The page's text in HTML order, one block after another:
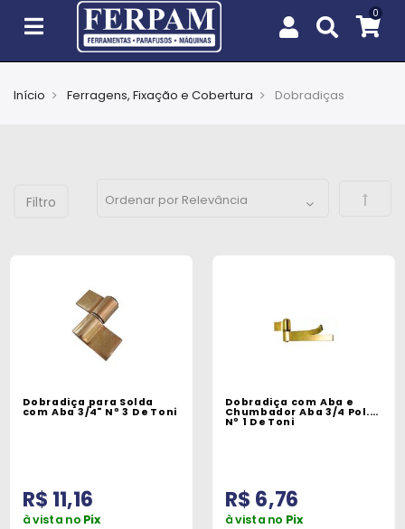
Jardim
Cobertura
Ferramentas
Máquinas
Materiais
de
Início Ferragens, Fixação e Cobertura Dobradiças
Dobradiça para Solda
com Aba 3/4" Nº 3 De Toni
R$ 11,16
à vista no Pix
Dobradiça com Aba e
Chumbador Aba 3/4 Pol.
Nº 1 De Toni
R$ 6,76
à vista no Pix